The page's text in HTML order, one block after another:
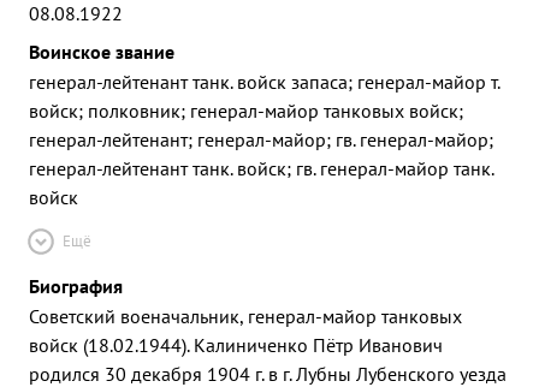
08.08.1922
Воинское звание
генерал-лейтенант танк. войск запаса; генерал-майор т.
войск; полковник; генерал-майор танковых войск;
генерал-лейтенант; генерал-майор; гв. генерал-майор;
генерал-лейтенант танк. войск; гв. генерал-майор танк.
войск
Ещё
Биография
Советский военачальник, генерал-майор танковых
войск (18.02.1944). Калиниченко Пётр Иванович
родился 30 декабря 1904 г. в г. Лубны Лубенского уезда